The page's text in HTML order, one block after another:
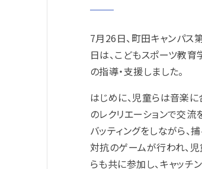
7月26日、町田キャンパス
日は、こどもスポーツ教
の指導・支援しました。
はじめに、児童らは音楽
のレクリエーションで交流
バッティングをしながら、
対抗のゲームが行われ、
らも共に参加し、キャッチ